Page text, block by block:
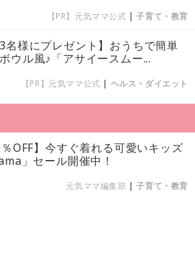
【PR】元気ママ公式 |子育て・教育
3名様にプレゼント】おうちで簡単
ウル風♪「アサイースムー...
【PR】元気ママ公式 ヘルス・ダイエット
％OFF】今すぐ着れる可愛いキッズ
」セール開催中！
元気ママ編集部 |子育て・教育